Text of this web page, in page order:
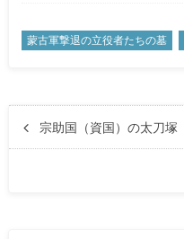
蒙古軍撃退の立役者たちの墓
宗助国（資国）の太刀塚